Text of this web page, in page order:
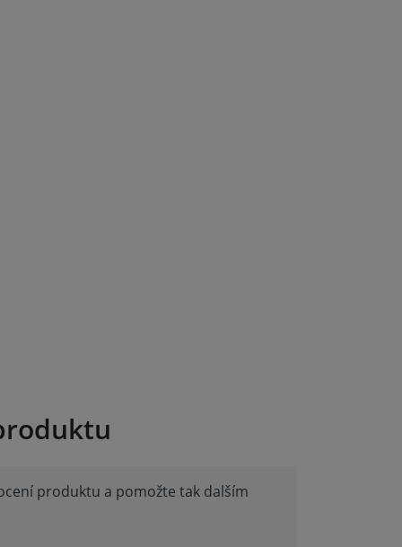
produktu a pomožte tak dalším